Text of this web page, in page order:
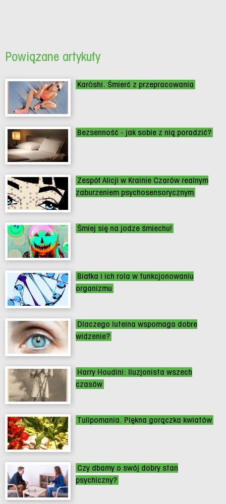
Powiązane artykuły
Karōshi. Śmierć z przepracowania
Bezsenność - jak sobie z nią poradzić?
Zespół Alicji w Krainie Czarów realnym
zaburzeniem psychosensorycznym
Śmiej się na jodze śmiechu!
Białka i ich rola w funkcjonowaniu
organizmu
Dlaczego luteina wspomaga dobre
widzenie?
Harry Houdini: Iluzjonista wszech
czasów
Tulipomania. Piękna gorączka kwiatów
Czy dbamy o swój dobry stan
psychiczny?